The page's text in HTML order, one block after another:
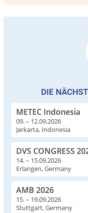
DIE
METEC Indonesia
09. – 12.09.2026
Jarkarta, Indonesia
DVS CONGRESS
14. – 15.09.2026
Erlangen, Germany
AMB 2026
15. – 19.09.2026
Stuttgart, Germany